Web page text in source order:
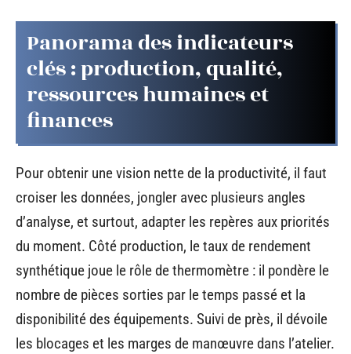
Panorama des indicateurs
clés : production, qualité,
ressources humaines et
finances
Pour obtenir une vision nette de la productivité, il faut
croiser les données, jongler avec plusieurs angles
d’analyse, et surtout, adapter les repères aux priorités
du moment. Côté production, le taux de rendement
synthétique joue le rôle de thermomètre : il pondère le
nombre de pièces sorties par le temps passé et la
disponibilité des équipements. Suivi de près, il dévoile
les blocages et les marges de manœuvre dans l’atelier.